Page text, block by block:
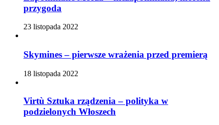
przygoda
23 listopada 2022
Skymines – pierwsze wrażenia przed premierą
18 listopada 2022
Virtù Sztuka rządzenia – polityka w
podzielonych Włoszech